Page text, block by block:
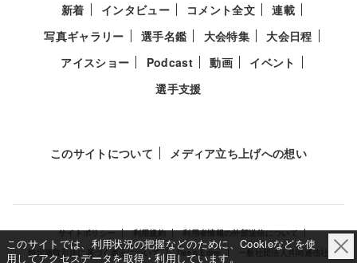
新着 インタビュー コメント全文
連載
写真ギャラリー
選手名鑑 大会特集
大会日程
アイスショー
Podcast 動画
イベント
選手支援
このサイトについて メディア立ち上げへの想い
サイトポリシー 利用規約
利用者情報の外部送信について
特定商取引法に基づく表示について
Deep Edge 一般社団法人共同通信社
このサイトでは、利用状況の把握などのために、Cookieなどを使
用してアクセスデータを取得・利用しています。